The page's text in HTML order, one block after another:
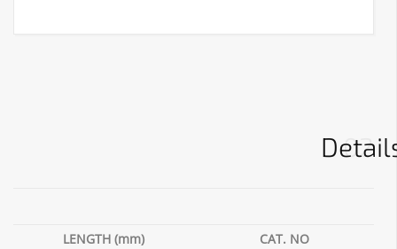
02
CAT. NO
LENGTH (mm)